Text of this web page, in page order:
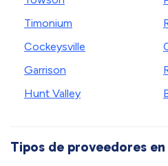
Timonium
Cockeysville
Garrison
Hunt Valley
Tipos de proveedores